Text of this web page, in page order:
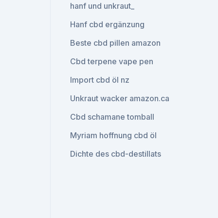
hanf und unkraut_
Hanf cbd ergänzung
Beste cbd pillen amazon
Cbd terpene vape pen
Import cbd öl nz
Unkraut wacker amazon.ca
Cbd schamane tomball
Myriam hoffnung cbd öl
Dichte des cbd-destillats